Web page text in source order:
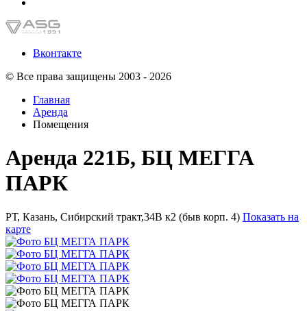
Вконтакте
© Все права защищены 2003 - 2026
Главная
Аренда
Помещения
Аренда 221Б, БЦ МЕГГА
ПАРК
РТ, Казань, Сибирский тракт,34В к2 (быв корп. 4) Показать на
карте